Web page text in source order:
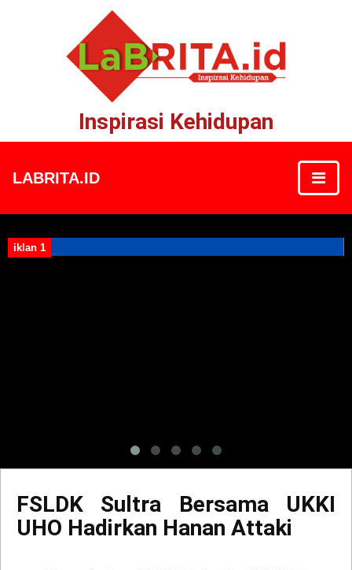
Inspirasi Kehidupan
LABRITA.ID
iklan 1
FSLDK Sultra Bersama UKKI
UHO Hadirkan Hanan Attaki